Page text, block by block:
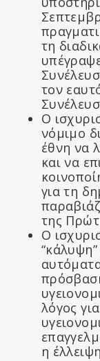
τη
τον
Ο
νόμιμο
έθνη να
και να
για τη
της
Ο
λόγος
η